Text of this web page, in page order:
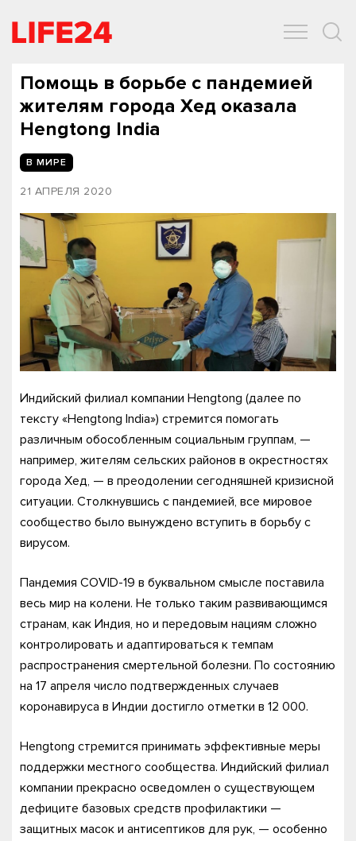
Помощь в борьбе с пандемией
жителям города Хед оказала
Hengtong India
В МИРЕ
21 АПРЕЛЯ 2020
Индийский филиал компании Hengtong (далее по
тексту «Hengtong India») стремится помогать
различным обособленным социальным группам, —
например, жителям сельских районов в окрестностях
города Хед, — в преодолении сегодняшней кризисной
ситуации. Столкнувшись с пандемией, все мировое
сообщество было вынуждено вступить в борьбу с
вирусом.
Пандемия COVID-19 в буквальном смысле поставила
весь мир на колени. Не только таким развивающимся
странам, как Индия, но и передовым нациям сложно
контролировать и адаптироваться к темпам
распространения смертельной болезни. По состоянию
на 17 апреля число подтвержденных случаев
коронавируса в Индии достигло отметки в 12 000.
Hengtong стремится принимать эффективные меры
поддержки местного сообщества. Индийский филиал
компании прекрасно осведомлен о существующем
дефиците базовых средств профилактики —
защитных масок и антисептиков для рук, — особенно